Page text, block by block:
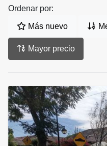
Ordenar por:
Más nuevo
Mayor precio